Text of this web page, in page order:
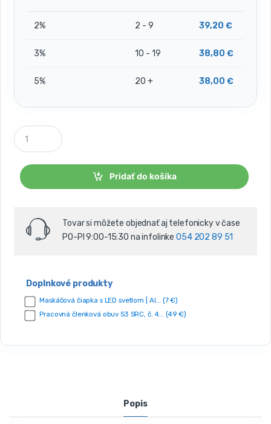
2% 2 - 9 39,20 €
3% 10 - 19 38,80 €
5% 20 + 38,00 €
P
o
č
Pridať do košíka
Tovar si môžete objednať aj telefonicky v čase
PO-PI 9:00-15:30 na infolinke054 202 89 51
Doplnkové produkty
Maskáčová čiapka s LED svetlom | Al... (7 €)
Pracovná členková obuv S3 SRC, č. 4... (49 €)
Popis